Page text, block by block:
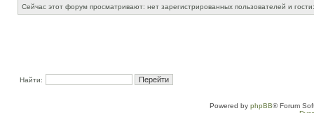
Сейчас этот форум просматривают: нет зарегистрированных пользователей и
Найти:
Powered by phpBB® Forum